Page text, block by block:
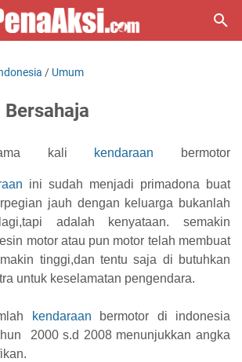
/ Umum
kali kendaraan bermotor
ini sudah menjadi primadona buat
jauh dengan keluarga bukanlah
adalah kenyataan. semakin
motor atau pun motor telah membuat
tinggi,dan tentu saja di butuhkan
untuk keselamatan pengendara.
kendaraan bermotor di indonesia
2000 s.d 2008 menunjukkan angka